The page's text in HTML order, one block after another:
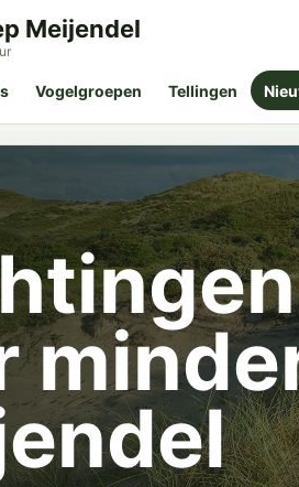
Meijendel
Vogelgroepen Tellingen